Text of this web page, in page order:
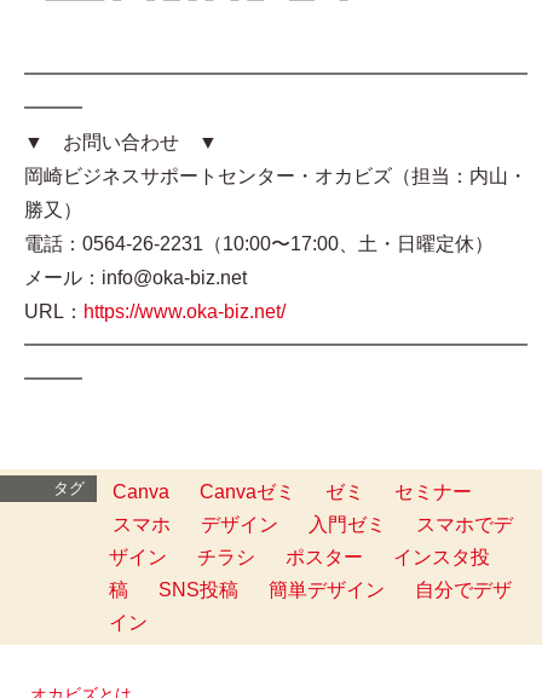
━━━━━━━━━━━━━━━━━━━━━━━━━━
━━━
▼ お問い合わせ ▼
岡崎ビジネスサポートセンター・オカビズ（担当：内山・
勝又）
電話：0564-26-2231（10:00〜17:00、土・日曜定休）
メール：info@oka-biz.net
URL： https://www.oka-biz.net/
━━━━━━━━━━━━━━━━━━━━━━━━━━
━━━
タグ Canva Canvaゼミ ゼミ
セミナー
スマホ
デザイン 入門ゼミ
スマホでデ
ザイン
チラシ ポスター
インスタ投
稿
SNS投稿 簡単デザイン
自分でデザ
イン